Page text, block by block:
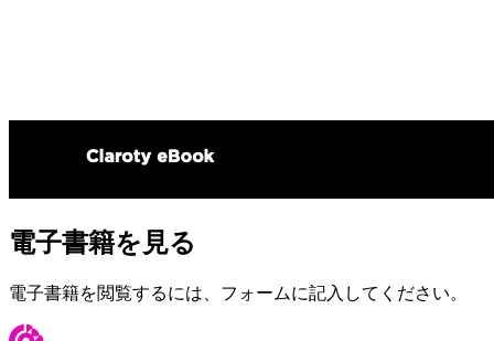
電子書籍を見る
電子書籍を閲覧するには、フォームに記入してください。